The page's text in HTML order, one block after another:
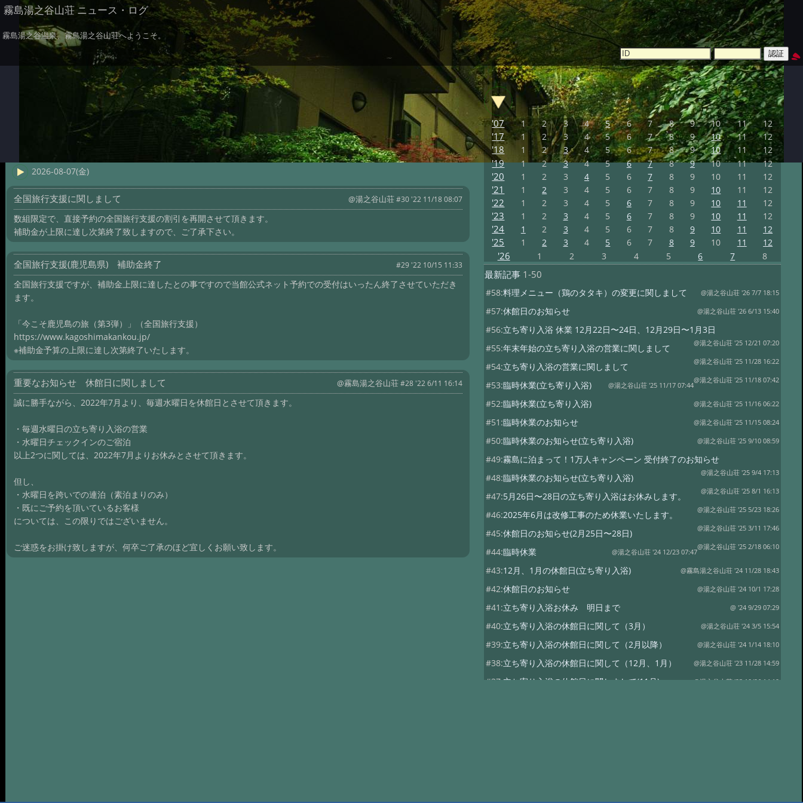
霧島湯之谷山荘 ニュース・ログ
霧島湯之谷温泉、霧島湯之谷山荘へようこそ。
2026-08-07(金)
全国旅行支援に関しまして @湯之谷山荘 #30 '22 11/18 08:07
数組限定で、直接予約の全国旅行支援の割引を再開させて頂きます。
補助金が上限に達し次第終了致しますので、ご了承下さい。
全国旅行支援(鹿児島県) 補助金終了 #29 '22 10/15 11:33
全国旅行支援ですが、補助金上限に達したとの事ですので当館公式ネット予約での受付はいったん終了させていただき
ます。
「今こそ鹿児島の旅（第3弾）」（全国旅行支援）
https://www.kagoshimakankou.jp/
※補助金予算の上限に達し次第終了いたします。
重要なお知らせ 休館日に関しまして @霧島湯之谷山荘 #28 '22 6/11 16:14
誠に勝手ながら、2022年7月より、毎週水曜日を休館日とさせて頂きます。
・毎週水曜日の立ち寄り入浴の営業
・水曜日チェックインのご宿泊
以上2つに関しては、2022年7月よりお休みとさせて頂きます。
但し、
・水曜日を跨いでの連泊（素泊まりのみ）
・既にご予約を頂いているお客様
については、この限りではございません。
ご迷惑をお掛け致しますが、何卒ご了承のほど宜しくお願い致します。
'07 1 2 3 4 5 6 7 8 9 10 11 12
'17 1 2 3 4 5 6 7 8 9 10 11 12
'18 1 2 3 4 5 6 7 8 9 10 11 12
'19 1 2 3 4 5 6 7 8 9 10 11 12
'20 1 2 3 4 5 6 7 8 9 10 11 12
'21 1 2 3 4 5 6 7 8 9 10 11 12
'22 1 2 3 4 5 6 7 8 9 10 11 12
'23 1 2 3 4 5 6 7 8 9 10 11 12
'24 1 2 3 4 5 6 7 8 9 10 11 12
'25 1 2 3 4 5 6 7 8 9 10 11 12
'26 1 2 3 4 5 6 7 8
最新記事1-50
#58:料理メニュー（鶏のタタキ）の変更に関しまして @湯之谷山荘 '26 7/7 18:15
#57:休館日のお知らせ @湯之谷山荘 '26 6/13 15:40
#56:立ち寄り入浴 休業 12月22日〜24日、12月29日〜1月3日
@湯之谷山荘 '25 12/21 07:20
#55:年末年始の立ち寄り入浴の営業に関しまして
@湯之谷山荘 '25 11/28 16:22
#54:立ち寄り入浴の営業に関しまして
@湯之谷山荘 '25 11/18 07:42
#53:臨時休業(立ち寄り入浴) @湯之谷山荘 '25 11/17 07:44
#52:臨時休業(立ち寄り入浴) @湯之谷山荘 '25 11/16 06:22
#51:臨時休業のお知らせ @湯之谷山荘 '25 11/15 08:24
#50:臨時休業のお知らせ(立ち寄り入浴) @湯之谷山荘 '25 9/10 08:59
#49:霧島に泊まって！1万人キャンペーン 受付終了のお知らせ
@湯之谷山荘 '25 9/4 17:13
#48:臨時休業のお知らせ(立ち寄り入浴)
@湯之谷山荘 '25 8/1 16:13
#47:5月26日〜28日の立ち寄り入浴はお休みします。
@湯之谷山荘 '25 5/23 18:26
#46:2025年6月は改修工事のため休業いたします。
@湯之谷山荘 '25 3/11 17:46
#45:休館日のお知らせ(2月25日〜28日)
@湯之谷山荘 '25 2/18 06:10
#44:臨時休業 @湯之谷山荘 '24 12/23 07:47
#43:12月、1月の休館日(立ち寄り入浴) @霧島湯之谷山荘 '24 11/28 18:43
#42:休館日のお知らせ @湯之谷山荘 '24 10/1 17:28
#41:立ち寄り入浴お休み 明日まで @ '24 9/29 07:29
#40:立ち寄り入浴の休館日に関して（3月） @湯之谷山荘 '24 3/5 15:54
#39:立ち寄り入浴の休館日に関して（2月以降） @湯之谷山荘 '24 1/14 18:10
#38:立ち寄り入浴の休館日に関して（12月、1月） @湯之谷山荘 '23 11/28 14:59
#37:立ち寄り入浴の休館日に関しまして(11月) @湯之谷山荘 '23 10/26 14:19